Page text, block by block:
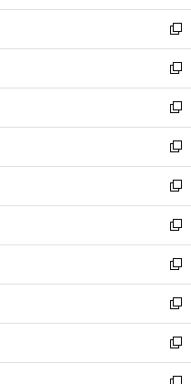
開
く
ウ
で
開
く
ン
ド
ウ
で
開
く
新
し
い
ウ
ィ
ン
ド
ウ
で
開
く
新
し
い
ウ
ィ
ン
ド
ウ
で
開
く
新
し
い
ウ
ィ
ン
ド
ウ
で
開
く
新
し
い
ウ
ィ
ン
ド
ウ
で
開
く
新
し
い
ウ
ィ
ン
ド
ウ
で
開
新
し
い
ウ
ィ
ン
ド
ウ
新
し
い
ウ
ィ
ン
新
し
い
ウ
新
し